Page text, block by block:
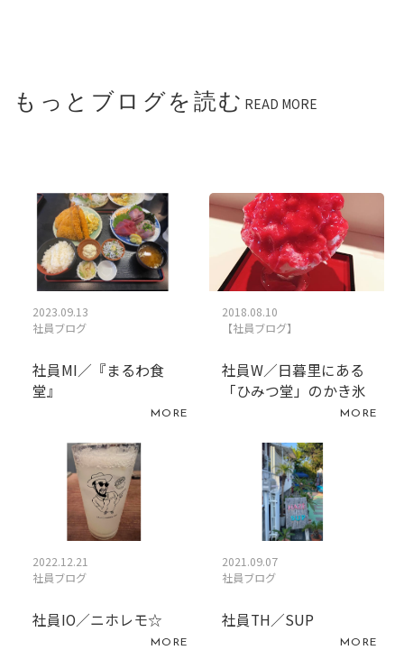
もっとブログを読む READ MORE
2023.09.13
社員ブログ
社員MI／『まるわ食
堂』
MORE
2018.08.10
【社員ブログ】
社員W／日暮里にある
「ひみつ堂」のかき氷
MORE
2022.12.21
社員ブログ
社員IO／ニホレモ☆
MORE
2021.09.07
社員ブログ
社員TH／SUP
MORE